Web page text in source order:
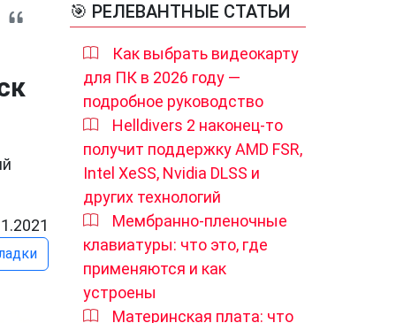
🎯 РЕЛЕВАНТНЫЕ СТАТЬИ
Как выбрать видеокарту
для ПК в 2026 году —
подробное руководство
Helldivers 2 наконец-то
получит поддержку AMD FSR,
Intel XeSS, Nvidia DLSS и
других технологий
Мембранно-пленочные
клавиатуры: что это, где
применяются и как
устроены
Материнская плата: что